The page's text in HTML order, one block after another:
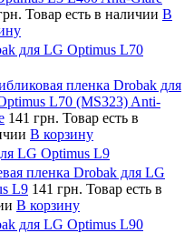
Товар есть в наличии В
для LG Optimus L70
пленка Drobak для
L70 (MS323) Anti-
141 грн. Товар есть в
В корзину
LG Optimus L9
пленка Drobak для LG
L9 141 грн. Товар есть в
В корзину
для LG Optimus L90